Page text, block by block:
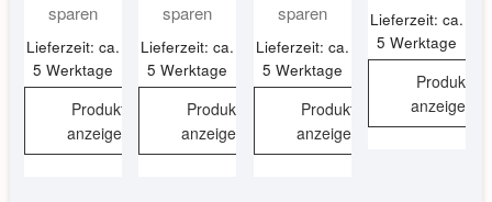
sparen
Lieferzeit: ca.
5 Werktage
Produkt
anzeigen
sparen
Lieferzeit: ca.
5 Werktage
Produkt
anzeigen
sparen
Lieferzeit: ca.
5 Werktage
Produkt
anzeigen
Lieferzeit: ca.
5 Werktage
Produkt
anzeigen